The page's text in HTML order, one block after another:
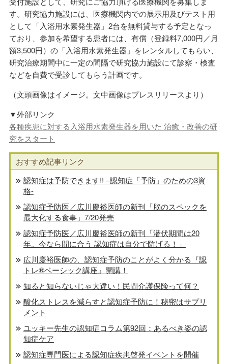
す。研究協力施設には、医療機関内での展示用及びテスト用
として「入浴用水素発生器」2台を無料貸与する予定となっ
ており、参加を希望する患者には、有償（登録料7,000円／月
額3,500円）の「入浴用水素発生器」をレンタルしてもらい、
研究治療期間中に一定の間隔で研究協力施設にて診察・検査
などを自費で受診してもらう計画です。
（文頭画像はイメージ。文中画像はプレスリリースより）
▼外部リンク
各種疾患に対する入浴用水素発生器を用いた 治癒・改善の研
究をスタート
おすすめ記事リンク
認知症は予防できます!! –認知症「予防」のための3資
格-
認知症予防医／広川慶裕医師の新刊「脳のスペックを
最大化する食事」7/20発売
認知症予防医／広川慶裕医師の新刊「潜伏期間は20
年。今なら間に合う 認知症は自分で防げる！」
広川慶裕医師の、認知症予防のことがよく分かる『認
トレ®️ベーシック講座』開講！
知ると知らないじゃ大違い！民間介護保険って何？
酸化ストレスを減らすと認知症予防に！秘密はサプリ
メント
ユッキー先生の認知症コラム第92回：あるべき姿の認
知症ケア
認知症専門医による認知症疾患啓発イベントを開催